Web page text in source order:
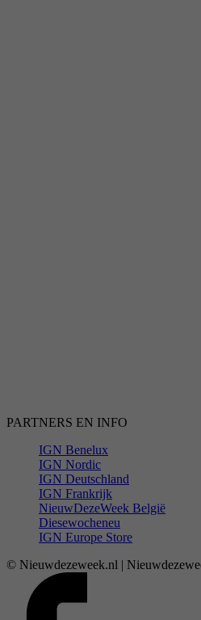
PARTNERS EN INFO
IGN Benelux
IGN Nordic
IGN Deutschland
IGN Frankrijk
NieuwDezeWeek België
Diesewocheneu
IGN Europe Store
© Nieuwdezeweek.nl |